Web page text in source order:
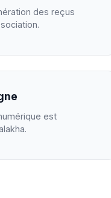
des reçus
est